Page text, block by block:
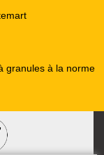
granules à la norme